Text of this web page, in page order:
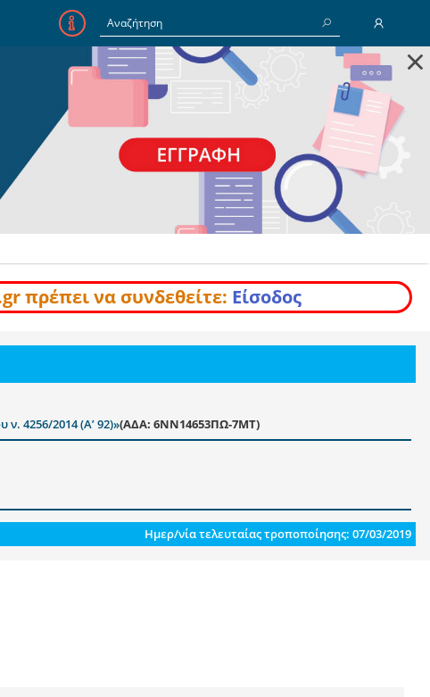
E-Mail
Κωδικός
Να με θυμάσαι
×
πρέπει να συνδεθείτε: Είσοδος
4256/2014 (Α’ 92)»(ΑΔΑ: 6ΝΝ14653ΠΩ-7ΜΤ)
Ημερ/νία τελευταίας τροποποίησης: 07/03/2019